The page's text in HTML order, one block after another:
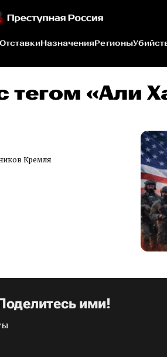
ОтставкиНазначенияРегионы
тегом «Али
Кремля
ими!